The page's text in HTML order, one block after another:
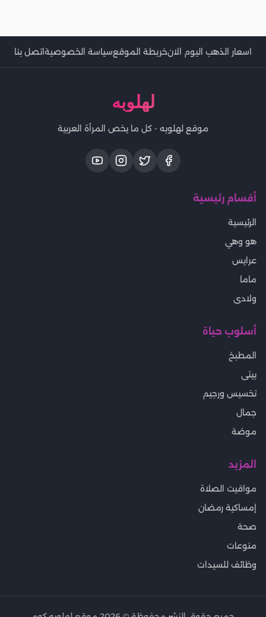
اسعار الذهب اليوم الانخريطة الموقعسياسة الخصوصيةاتصل بنا
لهلوبه
موقع لهلوبه - كل ما يخص المرأة العربية
أقسام رئيسية
الرئيسية
هو وهي
عرايس
ماما
ولادى
أسلوب حياة
المطبخ
بيتى
تخسيس ورجيم
جمال
موضة
المزيد
مواقيت الصلاة
إمساكية رمضان
صحة
منوعات
وظائف للسيدات